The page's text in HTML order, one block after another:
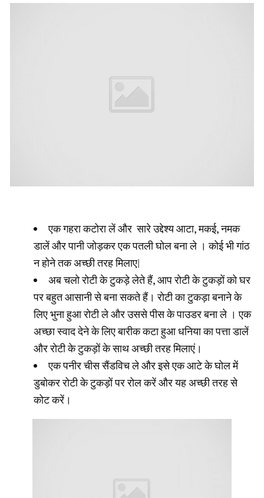
एक गहरा कटोरा लें और सारे उद्देश्य आटा, मकई, नमक
डालें और पानी जोड़कर एक पतली घोल बना ले । कोई भी गांठ
न होने तक अच्छी तरह मिलाए|
अब चलो रोटी के टुकड़े लेते हैं, आप रोटी के टुकड़ों को घर
पर बहुत आसानी से बना सकते हैं। रोटी का टुकड़ा बनाने के
लिए भुना हुआ रोटी ले और उससे पीस के पाउडर बना ले । एक
अच्छा स्वाद देने के लिए बारीक कटा हुआ धनिया का पत्ता डालें
और रोटी के टुकड़ों के साथ अच्छी तरह मिलाएं।
एक पनीर चीस सैंडविच ले और इसे एक आटे के घोल में
डुबोकर रोटी के टुकड़ों पर रोल करें और यह अच्छी तरह से
कोट करें।